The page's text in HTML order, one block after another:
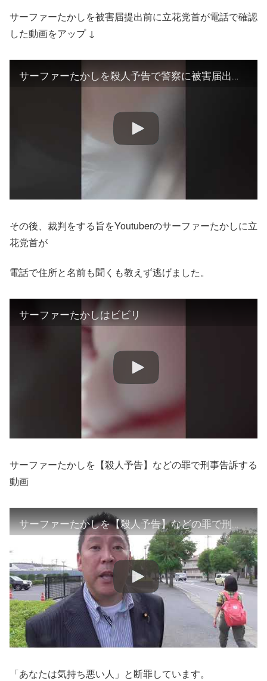
サーファーたかしを被害届提出前に立花党首が電話で確認
した動画をアップ ↓
サーファーたかしを殺人予告で警察に被害届出しに行きます
その後、裁判をする旨をYoutuberのサーファーたかしに立
花党首が
電話で住所と名前も聞くも教えず逃げました。
サーファーたかしはビビリ
サーファーたかしを【殺人予告】などの罪で刑事告訴する
動画
サーファーたかしを【殺人予告】などの罪で刑事告訴します。
「あなたは気持ち悪い人」と断罪しています。